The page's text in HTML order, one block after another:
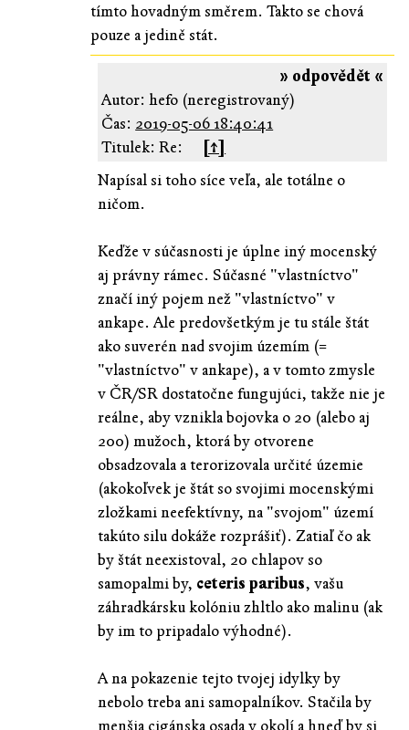
tímto hovadným směrem. Takto se chová
pouze a jedině stát.
» odpovědět «
Autor: hefo (neregistrovaný)
Čas: 2019-05-06 18:40:41
Titulek: Re:
[↑]
Napísal si toho síce veľa, ale totálne o
ničom.
Keďže v súčasnosti je úplne iný mocenský
aj právny rámec. Súčasné "vlastníctvo"
značí iný pojem než "vlastníctvo" v
ankape. Ale predovšetkým je tu stále štát
ako suverén nad svojim územím (=
"vlastníctvo" v ankape), a v tomto zmysle
v ČR/SR dostatočne fungujúci, takže nie je
reálne, aby vznikla bojovka o 20 (alebo aj
200) mužoch, ktorá by otvorene
obsadzovala a terorizovala určité územie
(akokoľvek je štát so svojimi mocenskými
zložkami neefektívny, na "svojom" území
takúto silu dokáže rozprášiť). Zatiaľ čo ak
by štát neexistoval, 20 chlapov so
samopalmi by, ceteris paribus, vašu
záhradkársku kolóniu zhltlo ako malinu (ak
by im to pripadalo výhodné).
A na pokazenie tejto tvojej idylky by
nebolo treba ani samopalníkov. Stačila by
menšia cigánska osada v okolí a hneď by si